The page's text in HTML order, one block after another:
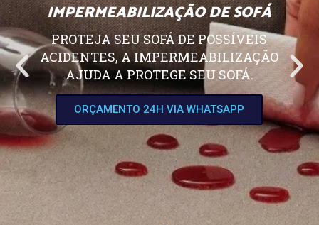
IMPERMEABILIZAÇÃO DE SOFÁ
PROTEJA SEU SOFÁ DE POSSÍVEIS
ACIDENTES, A IMPERMEABILIZAÇÃO
AJUDA A PROTEGE SEU SOFÁ.
ORÇAMENTO 24H VIA WHATSAPP